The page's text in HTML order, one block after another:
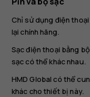
Nokia
105
(2017)
Chỉ sử dụng điện
lại chính hãng.
Sạc điện thoại bằng
sạc có thể khác nhau.
HMD Global có thể
khác cho thiết bị này.